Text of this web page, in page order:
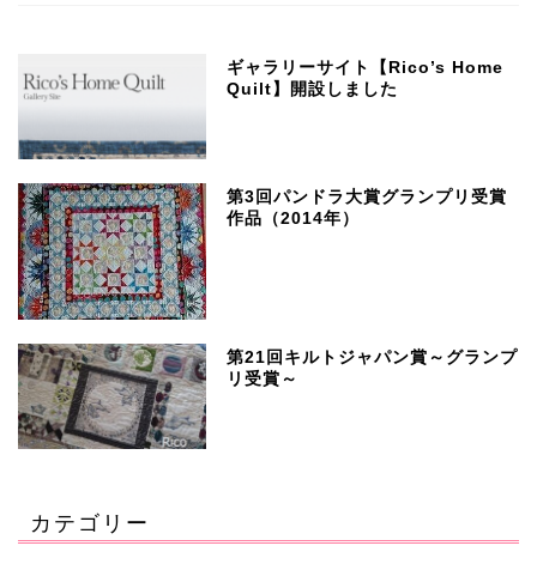
ギャラリーサイト【Rico’s Home
Quilt】開設しました
第3回パンドラ大賞グランプリ受賞
作品（2014年）
第21回キルトジャパン賞～グランプ
リ受賞～
カテゴリー